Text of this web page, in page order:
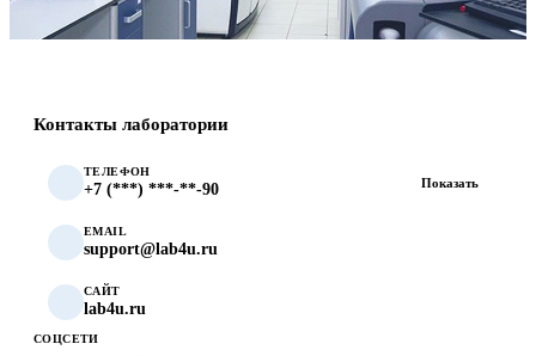
Контакты лаборатории
ТЕЛЕФОН
+7 (***) ***-**-90 Показать
EMAIL
support@lab4u.ru
САЙТ
lab4u.ru
СОЦСЕТИ